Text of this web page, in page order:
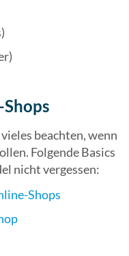
beachten, wenn
Folgende Basics
nicht vergessen:
Shops